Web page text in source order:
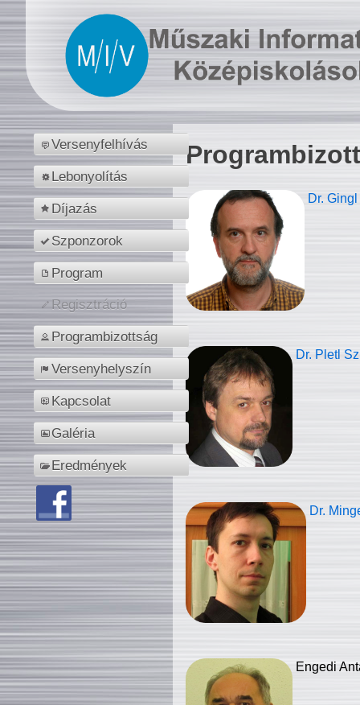
Versenyfelhívás
Lebonyolítás
Díjazás
Szponzorok
Program
Regisztráció
Programbizottság
Versenyhelyszín
Kapcsolat
Galéria
Eredmények
Dr.
Dr. Pletl
Dr.
Engedi